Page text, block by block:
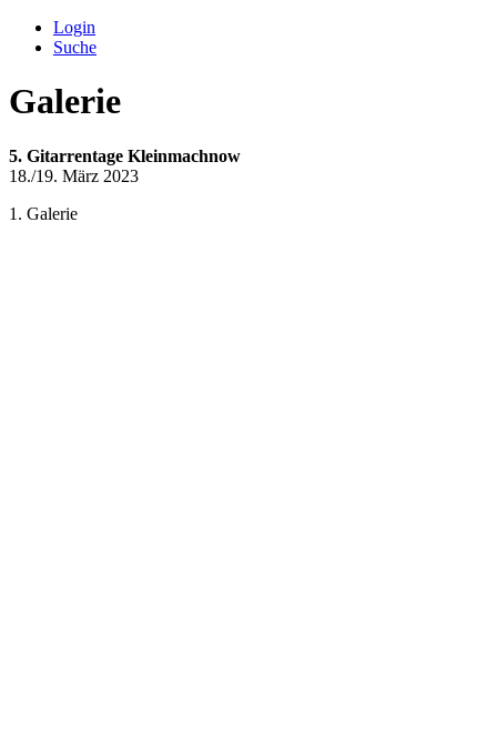
Login
Suche
Galerie
5. Gitarrentage Kleinmachnow
18./19. März 2023
1. Galerie